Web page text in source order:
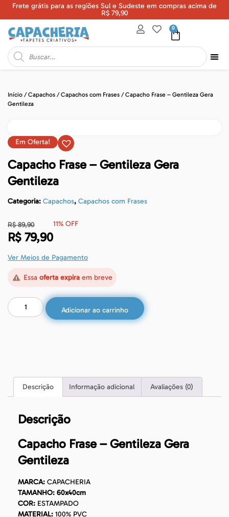
Frete grátis para as regiões Sul e Sudeste em compras acima de
R$ 79,90
0
Início /Capachos /Capachos com Frases / Capacho Frase – Gentileza Gera
Gentileza
Em Oferta!
Capacho Frase – Gentileza Gera
Gentileza
Categoria: Capachos, Capachos com Frases
R$89,90
R$ 79,90
11% OFF
Ver Meios de Pagamento
Essa oferta expiraem breve
Adicionar ao carrinho
Descrição Informação adicional Avaliações (0)
Descrição
Capacho Frase – Gentileza Gera
Gentileza
MARCA: CAPACHERIA
TAMANHO: 60x40cm
COR: ESTAMPADO
MATERIAL: 100% PVC